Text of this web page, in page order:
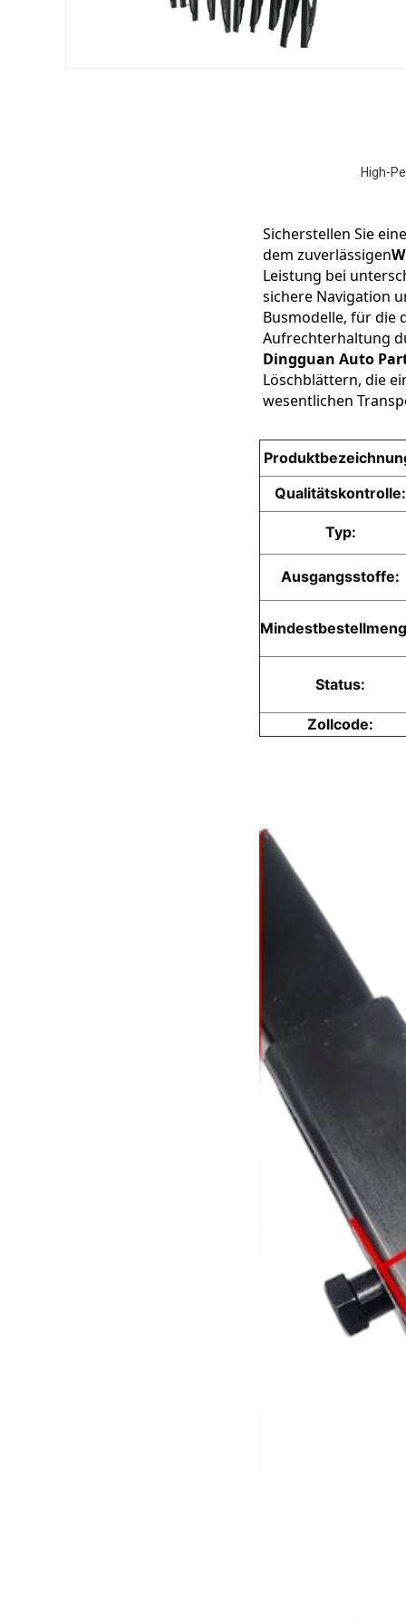
High-
Sicherstellen Sie
dem zuverlässigen
Leistung bei
sichere Navigation
Busmodelle, für die
Aufrechterhaltung
Dingguan Auto
Löschblättern, die
wesentlichen
Qualitätskontrolle:
Typ:
Ausgangsstoffe:
Status:
Zollcode: